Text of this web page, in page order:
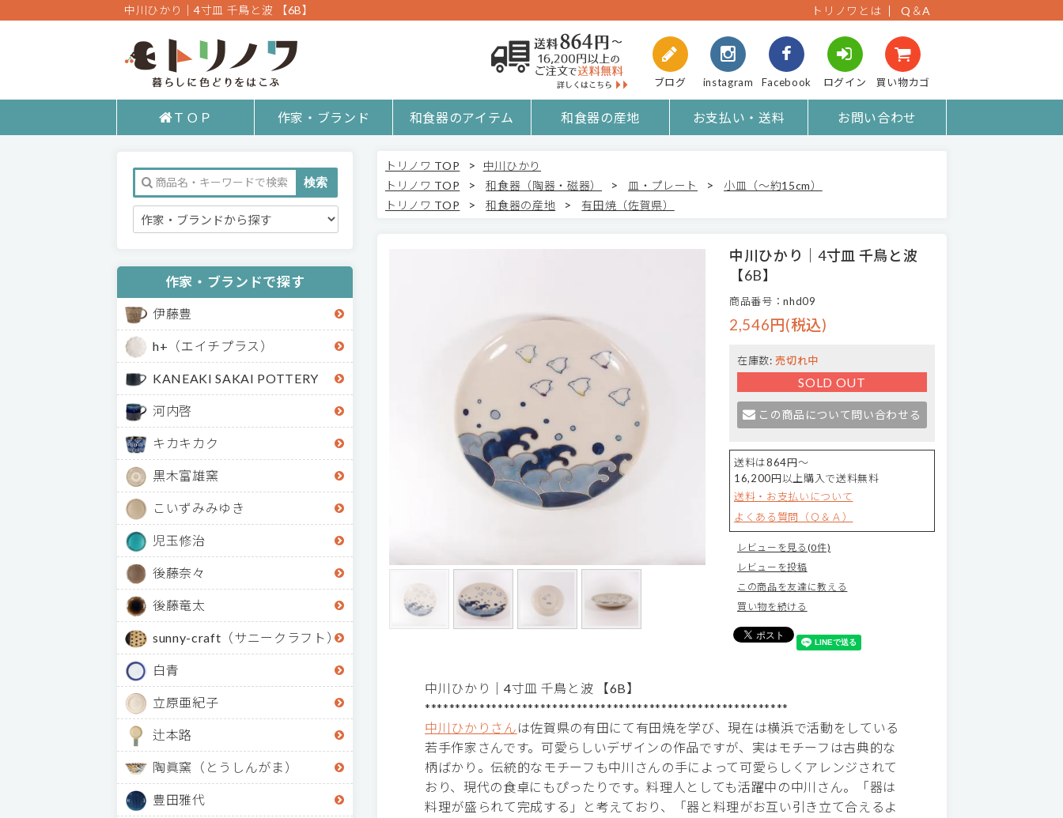
中川ひかり｜4寸皿 千鳥と波 【6B】 トリノワとは Q＆A
ブログ instagram Facebook ログイン 買い物カゴ
ＴＯＰ 作家・ブランド 和食器のアイテム 和食器の産地 お支払い・送料 お問い合わせ
作家・ブランドで探す
伊藤豊
h+（エイチプラス）
KANEAKI SAKAI POTTERY
河内啓
キカキカク
黒木富雄窯
こいずみみゆき
児玉修治
後藤奈々
後藤竜太
sunny-craft（サニークラフト）
白青
立原亜紀子
辻本路
陶眞窯（とうしんがま）
豊田雅代
トリノワ TOP >
中川ひかり
トリノワ TOP
> 和食器（陶器・磁器） > 皿・プレート >
小皿（～約15cm）
トリノワ TOP
> 和食器の産地 > 有田焼（佐賀県）
中川ひかり｜4寸皿 千鳥と波
【6B】
商品番号：nhd09
2,546円(税込)
在庫数: 売切れ中
SOLD OUT
この商品について問い合わせる
送料は864円～
16,200円以上購入で送料無料
送料・お支払いについて
よくある質問（Ｑ＆Ａ）
レビューを見る(0件)
レビューを投稿
この商品を友達に教える
買い物を続ける
中川ひかり｜4寸皿 千鳥と波 【6B】
************************************************************
中川ひかりさん は佐賀県の有田にて有田焼を学び、現在は横浜で活動をしている
若手作家さんです。可愛らしいデザインの作品ですが、実はモチーフは古典的な
柄ばかり。伝統的なモチーフも中川さんの手によって可愛らしくアレンジされて
おり、現代の食卓にもぴったりです。料理人としても活躍中の中川さん。「器は
料理が盛られて完成する」と考えており、「器と料理がお互い引き立て合えるよ